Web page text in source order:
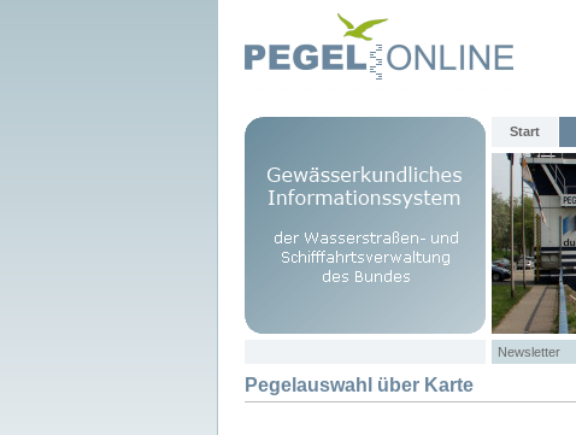
Start
Newsletter
Pegelauswahl über Karte